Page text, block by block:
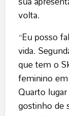
volta.
“Eu posso
vida.
que tem o
feminino
Quarto
gostinho de